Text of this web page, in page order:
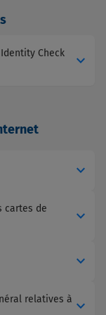
Check
expand_more
expand_more
cartes de
expand_more
expand_more
relatives à expand_more